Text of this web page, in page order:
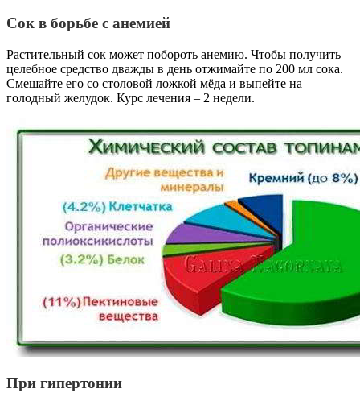
Сок в борьбе с анемией
Растительный сок может побороть анемию. Чтобы получить
целебное средство дважды в день отжимайте по 200 мл сока.
Смешайте его со столовой ложкой мёда и выпейте на
голодный желудок. Курс лечения – 2 недели.
При гипертонии